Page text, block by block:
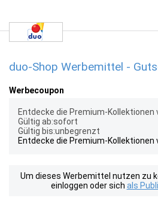
duo-Shop Werbemittel -
Werbecoupon
Entdecke die Premium-Kollektionen
Gültig ab:sofort
Gültig bis:unbegrenzt
Entdecke die Premium-Kollektionen
Um dieses Werbemittel nutzen zu
einloggen oder sich als